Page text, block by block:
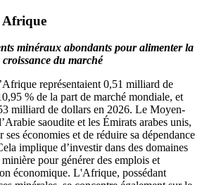
Afrique
minéraux abondants pour alimenter la
croissance du marché
représentaient 0,51 milliard de
% de la part de marché mondiale, et
milliard de dollars en 2026. Le Moyen-
saoudite et les Émirats arabes unis,
ses économies et de réduire sa dépendance
implique d’investir dans des domaines
pour générer des emplois et
économique. L'Afrique, possédant